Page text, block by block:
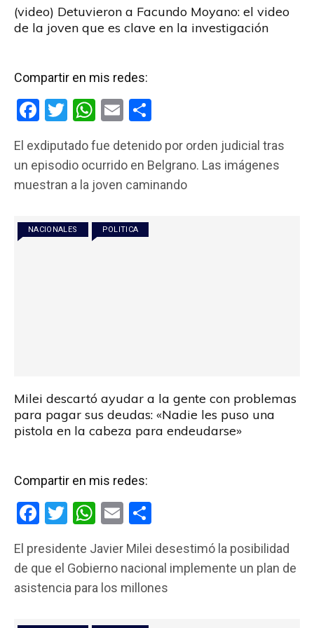
(video) Detuvieron a Facundo Moyano: el video
de la joven que es clave en la investigación
Compartir en mis redes:
F
ce
b
o
k
T
tt
er
W
at
s
p
p
E
ail m
p
El exdiputado fue detenido por orden judicial tras
un episodio ocurrido en Belgrano. Las imágenes
muestran a la joven caminando
NACIONALES POLITICA
Milei descartó ayudar a la gente con problemas
para pagar sus deudas: «Nadie les puso una
pistola en la cabeza para endeudarse»
Compartir en mis redes:
F
ce
b
T
tt
er
W
at
s
E
ail m
p
El presidente Javier Milei desestimó la posibilidad
de que el Gobierno nacional implemente un plan de
asistencia para los millones